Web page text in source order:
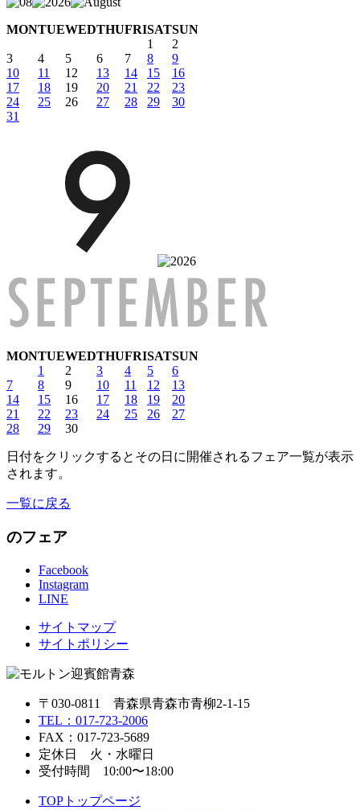
MONTUEWEDTHUFRISATSUN
1
2
3
4 5 6 7 8
9
10
11 12 13 14 15
16
17
18 19 20 21 22
23
24
25 26 27 28 29
30
31
MONTUEWEDTHUFRISATSUN
1
2 3 4 5
6
7
8 9 10 11 12
13
14
15 16 17 18 19
20
21
22 23 24 25 26
27
28
29 30
日付をクリックするとその日に開催されるフェア一覧が表示
されます。
一覧に戻る
のフェア
Facebook
Instagram
LINE
サイトマップ
サイトポリシー
〒030-0811 青森県青森市青柳2-1-15
TEL：017-723-2006
FAX：017-723-5689
定休日 火・水曜日
受付時間 10:00〜18:00
TOP トップページ